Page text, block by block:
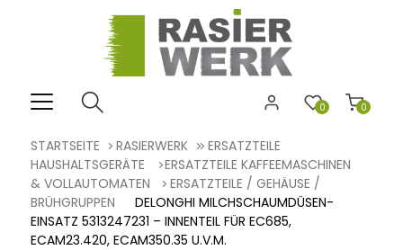
0
0
STARTSEITE RASIERWERK
ERSATZTEILE
HAUSHALTSGERÄTE
ERSATZTEILE KAFFEEMASCHINEN
& VOLLAUTOMATEN
ERSATZTEILE / GEHÄUSE /
BRÜHGRUPPEN
DELONGHI MILCHSCHAUMDÜSEN-
EINSATZ 5313247231 – INNENTEIL FÜR EC685,
ECAM23.420, ECAM350.35 U.V.M.